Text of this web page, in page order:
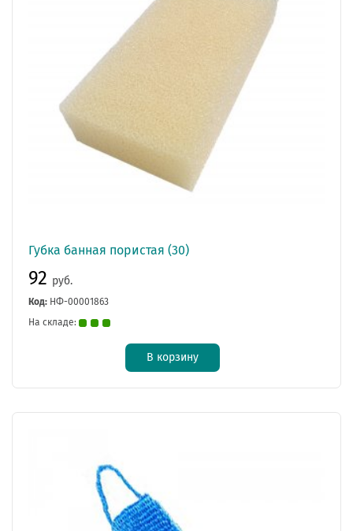
Губка банная пористая (30)
92 руб.
Код: НФ-00001863
На складе:
В корзину